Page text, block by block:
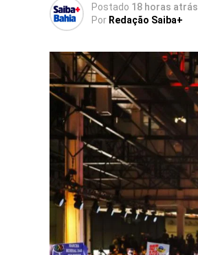
Postado 18 horas atrás
Por Redação Saiba+